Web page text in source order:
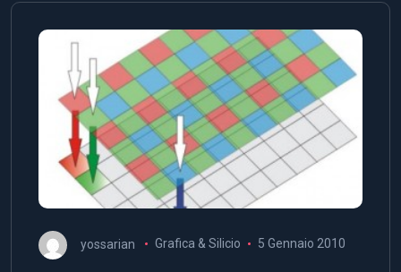
yossarian Grafica & Silicio 5 Gennaio 2010